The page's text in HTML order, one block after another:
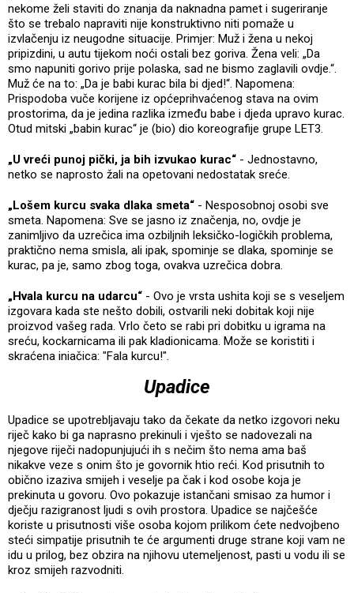
nekome želi staviti do znanja da naknadna pamet i sugeriranje
što se trebalo napraviti nije konstruktivno niti pomaže u
izvlačenju iz neugodne situacije. Primjer: Muž i žena u nekoj
pripizdini, u autu tijekom noći ostali bez goriva. Žena veli: „Da
smo napuniti gorivo prije polaska, sad ne bismo zaglavili ovdje.“.
Muž će na to: „Da je babi kurac bila bi djed!“. Napomena:
Prispodoba vuče korijene iz općeprihvaćenog stava na ovim
prostorima, da je jedina razlika između babe i djeda upravo kurac.
Otud mitski „babin kurac“ je (bio) dio koreografije grupe LET3.
„U vreći punoj pički, ja bih izvukao kurac“ - Jednostavno,
netko se naprosto žali na opetovani nedostatak sreće.
„Lošem kurcu svaka dlaka smeta“ - Nesposobnoj osobi sve
smeta. Napomena: Sve se jasno iz značenja, no, ovdje je
zanimljivo da uzrečica ima ozbiljnih leksičko-logičkih problema,
praktično nema smisla, ali ipak, spominje se dlaka, spominje se
kurac, pa je, samo zbog toga, ovakva uzrečica dobra.
„Hvala kurcu na udarcu“ - Ovo je vrsta ushita koji se s veseljem
izgovara kada ste nešto dobili, ostvarili neki dobitak koji nije
proizvod vašeg rada. Vrlo četo se rabi pri dobitku u igrama na
sreću, kockarnicama ili pak kladionicama. Može se koristiti i
skraćena iniačica: "Fala kurcu!".
Upadice
Upadice se upotrebljavaju tako da čekate da netko izgovori neku
riječ kako bi ga naprasno prekinuli i vješto se nadovezali na
njegove riječi nadopunjujući ih s nečim što nema ama baš
nikakve veze s onim što je govornik htio reći. Kod prisutnih to
obično izaziva smijeh i veselje pa čak i kod osobe koja je
prekinuta u govoru. Ovo pokazuje istančani smisao za humor i
dječju razigranost ljudi s ovih prostora. Upadice se najčešće
koriste u prisutnosti više osoba kojom prilikom ćete nedvojbeno
steći simpatije prisutnih te će argumenti druge strane koji vam ne
idu u prilog, bez obzira na njihovu utemeljenost, pasti u vodu ili se
kroz smijeh razvodniti.